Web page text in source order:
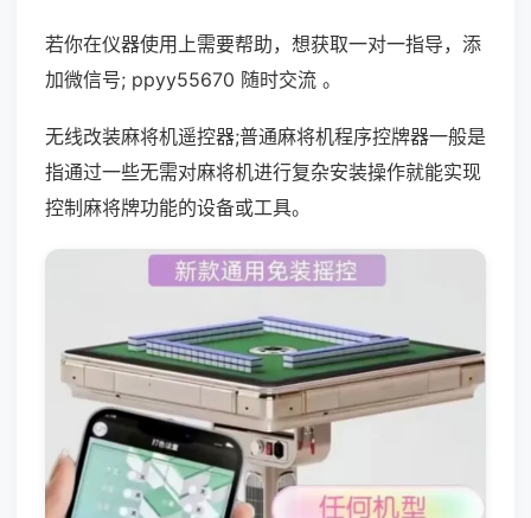
若你在仪器使用上需要帮助，想获取一对一指导，添
加微信号; ppyy55670 随时交流 。
无线改装麻将机遥控器;普通麻将机程序控牌器一般是
指通过一些无需对麻将机进行复杂安装操作就能实现
控制麻将牌功能的设备或工具。